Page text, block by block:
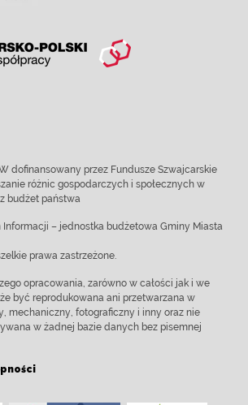
dofinansowany przez Fundusze Szwajcarskie
różnic gospodarczych i społecznych w
budżet państwa
Informacji – jednostka budżetowa Gminy Miasta
prawa zastrzeżone.
opracowania, zarówno w całości jak i we
być reprodukowana ani przetwarzana w
mechaniczny, fotograficzny i inny oraz nie
w żadnej bazie danych bez pisemnej